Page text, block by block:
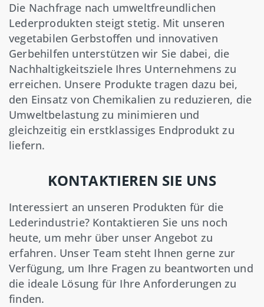
Die Nachfrage nach umweltfreundlichen
Lederprodukten steigt stetig. Mit unseren
vegetabilen Gerbstoffen und innovativen
Gerbehilfen unterstützen wir Sie dabei, die
Nachhaltigkeitsziele Ihres Unternehmens zu
erreichen. Unsere Produkte tragen dazu bei,
den Einsatz von Chemikalien zu reduzieren, die
Umweltbelastung zu minimieren und
gleichzeitig ein erstklassiges Endprodukt zu
liefern.
KONTAKTIEREN SIE UNS
Interessiert an unseren Produkten für die
Lederindustrie? Kontaktieren Sie uns noch
heute, um mehr über unser Angebot zu
erfahren. Unser Team steht Ihnen gerne zur
Verfügung, um Ihre Fragen zu beantworten und
die ideale Lösung für Ihre Anforderungen zu
finden.